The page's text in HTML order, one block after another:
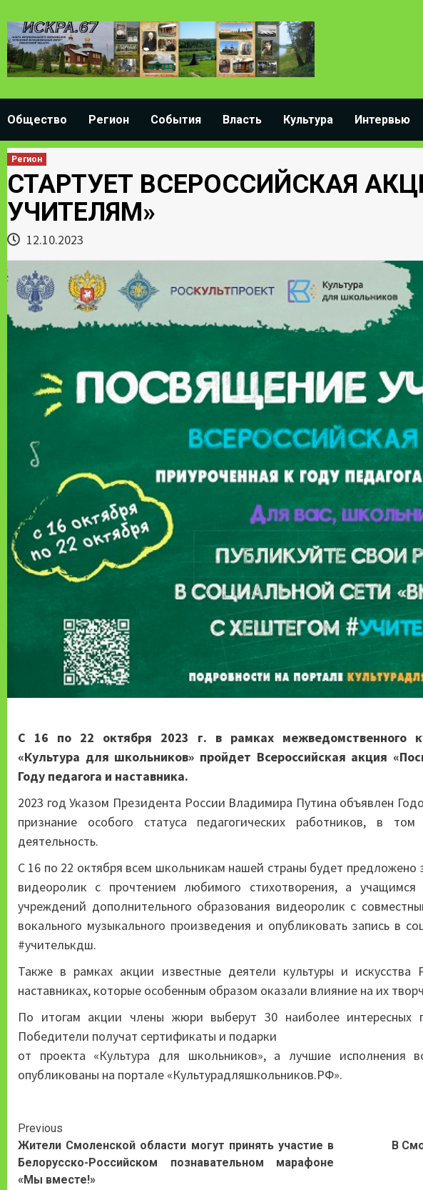
to
content
Общество Регион События Власть Культура Интервью
Регион
СТАРТУЕТ ВСЕРОССИЙСКАЯ
УЧИТЕЛЯМ»
12.10.2023
С 16 по 22 октября 2023 г. в рамках межведомственного
«Культура для школьников» пройдет Всероссийская акция
Году педагога и наставника.
2023 год Указом Президента России Владимира Путина объявлен
признание особого статуса педагогических работников, в
деятельность.
С 16 по 22 октября всем школьникам нашей страны будет предложено
видеоролик с прочтением любимого стихотворения, а
учреждений дополнительного образования видеоролик с
вокального музыкального произведения и опубликовать запись в
#учителькдш.
Также в рамках акции известные деятели культуры и искусства
наставниках, которые особенным образом оказали влияние на их
По итогам акции члены жюри выберут 30 наиболее интересных
Победители получат сертификаты и подарки
от проекта «Культура для школьников», а лучшие
опубликованы на портале «Культурадляшкольников.РФ».
Continue
Reading
Previous
Жители Смоленской области могут принять участие в
Белорусско-Российском познавательном марафоне
«Мы вместе!»
В